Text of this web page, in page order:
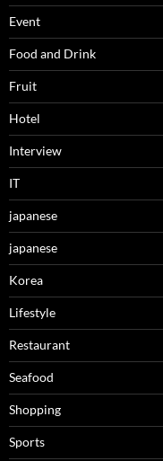
Event
Food and Drink
Fruit
Hotel
Interview
IT
japanese
japanese
Korea
Lifestyle
Restaurant
Seafood
Shopping
Sports